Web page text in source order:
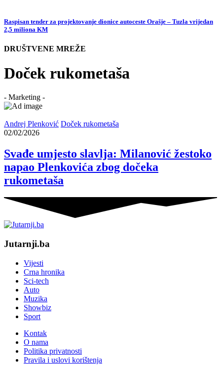
Raspisan tender za projektovanje dionice autoceste Orašje – Tuzla vrijedan
2,5 miliona KM
DRUŠTVENE MREŽE
Doček rukometaša
- Marketing -
Andrej Plenković Doček rukometaša
02/02/2026
Svađe umjesto slavlja: Milanović žestoko
napao Plenkovića zbog dočeka
rukometaša
Jutarnji.ba
Vijesti
Crna hronika
Sci-tech
Auto
Muzika
Showbiz
Sport
Kontak
O nama
Politika privatnosti
Pravila i uslovi korištenja